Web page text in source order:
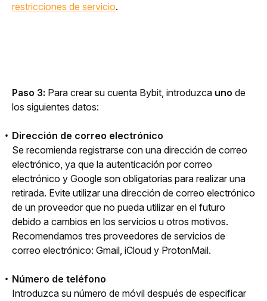
restricciones de servicio.
Paso 3: Para crear su cuenta Bybit, introduzca uno de
los siguientes datos:
Dirección de correo electrónico
Se recomienda registrarse con una dirección de correo
electrónico, ya que la autenticación por correo
electrónico y Google son obligatorias para realizar una
retirada. Evite utilizar una dirección de correo electrónico
de un proveedor que no pueda utilizar en el futuro
debido a cambios en los servicios u otros motivos.
Recomendamos tres proveedores de servicios de
correo electrónico: Gmail, iCloud y ProtonMail.
Número de teléfono
Introduzca su número de móvil después de especificar